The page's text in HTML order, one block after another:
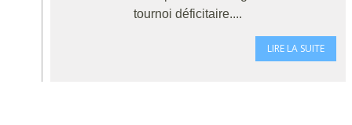
tournoi déficitaire....
LIRE LA SUITE